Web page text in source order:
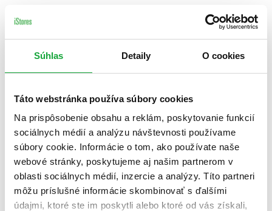
Súhlas Detaily O cookies
Táto webstránka používa súbory cookies
Na prispôsobenie obsahu a reklám, poskytovanie funkcií
sociálnych médií a analýzu návštevnosti používame
súbory cookie. Informácie o tom, ako používate naše
webové stránky, poskytujeme aj našim partnerom v
oblasti sociálnych médií, inzercie a analýzy. Títo partneri
môžu príslušné informácie skombinovať s ďalšími
údajmi, ktoré ste im poskytli alebo ktoré od vás získali,